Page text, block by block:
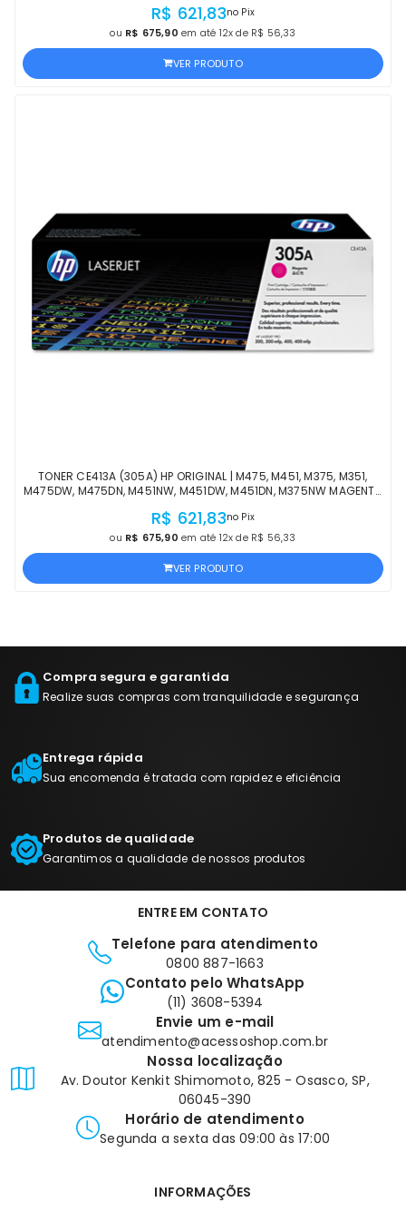
R$ 621,83no Pix
ou R$ 675,90 em até 12x de R$ 56,33
VER PRODUTO
TONER CE413A (305A) HP ORIGINAL | M475, M451, M375, M351,
M475DW, M475DN, M451NW, M451DW, M451DN, M375NW MAGENTA
R$ 621,83no Pix
ou R$ 675,90 em até 12x de R$ 56,33
VER PRODUTO
Compra segura e garantida
Realize suas compras com tranquilidade e segurança
Entrega rápida
Sua encomenda é tratada com rapidez e eficiência
Produtos de qualidade
Garantimos a qualidade de nossos produtos
ENTRE EM CONTATO
Telefone para atendimento
0800 887-1663
Contato pelo WhatsApp
(11) 3608-5394
Envie um e-mail
atendimento@acessoshop.com.br
Nossa localização
Av. Doutor Kenkit Shimomoto, 825 - Osasco, SP,
06045-390
Horário de atendimento
Segunda a sexta das 09:00 às 17:00
INFORMAÇÕES